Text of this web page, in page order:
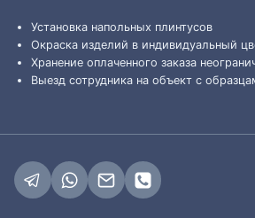
Установка напольных плинтусов
Окраска изделий в индивидуальный
Хранение оплаченного заказа
Выезд сотрудника на объект с